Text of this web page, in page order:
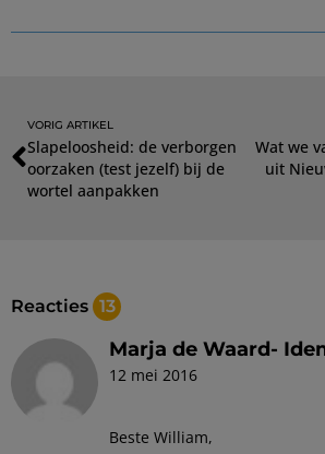
VORIG ARTIKEL
Slapeloosheid: de verborgen
oorzaken (test jezelf) bij de
wortel aanpakken
Wat we
uit
Reacties 13
Marja de Waard-
12 mei 2016
Beste William,